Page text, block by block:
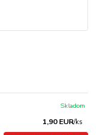
1,90 EUR/ks
Skladom